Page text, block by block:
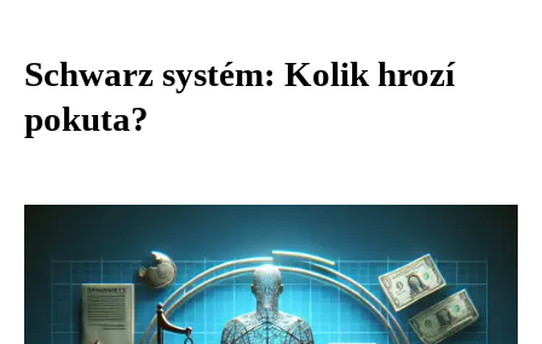
Schwarz systém: Kolik hrozí
pokuta?